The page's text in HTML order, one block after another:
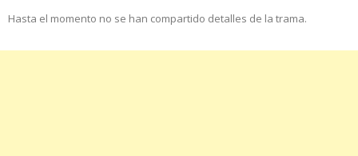
Hasta el momento no se han compartido detalles de la trama.